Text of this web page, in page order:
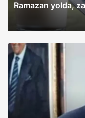
Ramazan yolda,